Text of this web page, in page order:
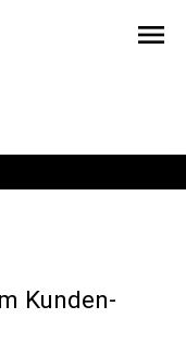
menu
Kunden-